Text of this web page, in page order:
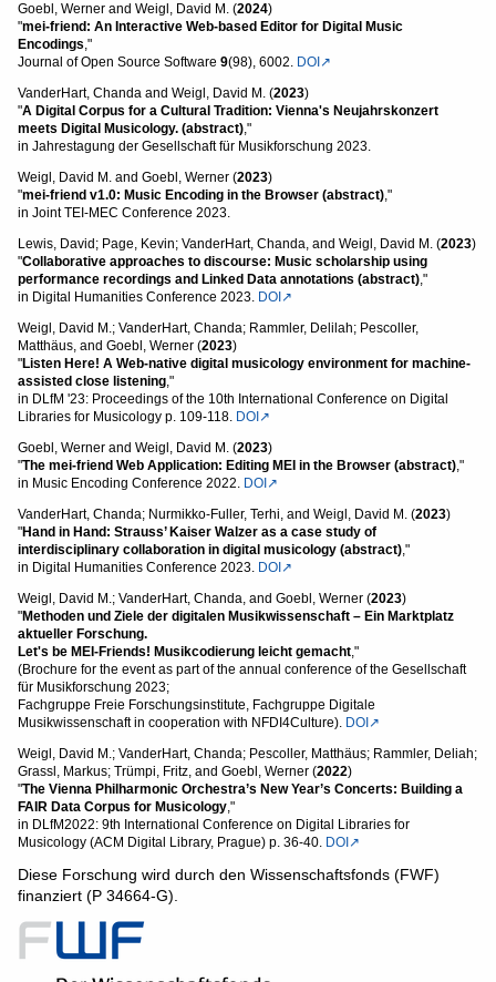
Goebl, Werner and Weigl, David M. (2024)
"mei-friend: An Interactive Web-based Editor for Digital Music
Encodings,"
Journal of Open Source Software 9(98), 6002. DOI↗
VanderHart, Chanda and Weigl, David M. (2023)
"A Digital Corpus for a Cultural Tradition: Vienna's Neujahrskonzert
meets Digital Musicology. (abstract),"
in Jahrestagung der Gesellschaft für Musikforschung 2023.
Weigl, David M. and Goebl, Werner (2023)
"mei-friend v1.0: Music Encoding in the Browser (abstract),"
in Joint TEI-MEC Conference 2023.
Lewis, David; Page, Kevin; VanderHart, Chanda, and Weigl, David M. (2023)
"Collaborative approaches to discourse: Music scholarship using
performance recordings and Linked Data annotations (abstract),"
in Digital Humanities Conference 2023. DOI↗
Weigl, David M.; VanderHart, Chanda; Rammler, Delilah; Pescoller,
Matthäus, and Goebl, Werner (2023)
"Listen Here! A Web-native digital musicology environment for machine-
assisted close listening,"
in DLfM '23: Proceedings of the 10th International Conference on Digital
Libraries for Musicology p. 109-118. DOI↗
Goebl, Werner and Weigl, David M. (2023)
"The mei-friend Web Application: Editing MEI in the Browser (abstract),"
in Music Encoding Conference 2022. DOI↗
VanderHart, Chanda; Nurmikko-Fuller, Terhi, and Weigl, David M. (2023)
"Hand in Hand: Strauss’ Kaiser Walzer as a case study of
interdisciplinary collaboration in digital musicology (abstract),"
in Digital Humanities Conference 2023. DOI↗
Weigl, David M.; VanderHart, Chanda, and Goebl, Werner (2023)
"Methoden und Ziele der digitalen Musikwissenschaft – Ein Marktplatz
aktueller Forschung.
Let's be MEI-Friends! Musikcodierung leicht gemacht,"
(Brochure for the event as part of the annual conference of the Gesellschaft
für Musikforschung 2023;
Fachgruppe Freie Forschungsinstitute, Fachgruppe Digitale
Musikwissenschaft in cooperation with NFDI4Culture). DOI↗
Weigl, David M.; VanderHart, Chanda; Pescoller, Matthäus; Rammler, Deliah;
Grassl, Markus; Trümpi, Fritz, and Goebl, Werner (2022)
"The Vienna Philharmonic Orchestra’s New Year’s Concerts: Building a
FAIR Data Corpus for Musicology,"
in DLfM2022: 9th International Conference on Digital Libraries for
Musicology (ACM Digital Library, Prague) p. 36-40. DOI↗
Diese Forschung wird durch den Wissenschaftsfonds (FWF)
finanziert (P 34664-G).